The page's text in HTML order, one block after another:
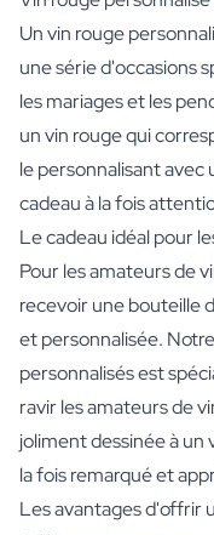
Un vin rouge
une série d'occasions
les mariages et les
un vin rouge qui
le personnalisant
cadeau à la fois
Le cadeau idéal pour
Pour les amateurs de
recevoir une bouteille
et personnalisée.
personnalisés est
ravir les amateurs de
joliment dessinée à un
la fois remarqué et
Les avantages d'offrir